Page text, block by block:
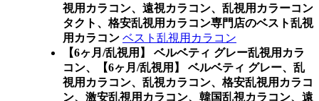
視用カラコン、遠視カラコン、乱視用カラーコン
タクト、格安乱視用カラコン専門店のベスト乱視
用カラコン ベスト乱視用カラコン
【6ヶ月/乱視用】 ベルベティ グレー乱視用カラ
コン、
【6ヶ月/乱視用】 ベルベティ グレー、乱
視用カラコン、乱視カラコン、格安乱視用カラコ
ン、激安乱視用カラコン、韓国乱視カラコン、遠